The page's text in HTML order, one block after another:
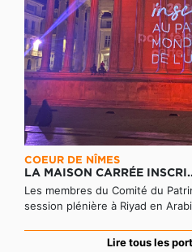
COEUR DE NÎMES
LA MAISON CARRÉE
Les membres du Comité du
session plénière à Riyad en
Lire tous les